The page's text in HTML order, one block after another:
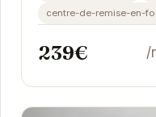
centre-de-remise-en-
239€ /